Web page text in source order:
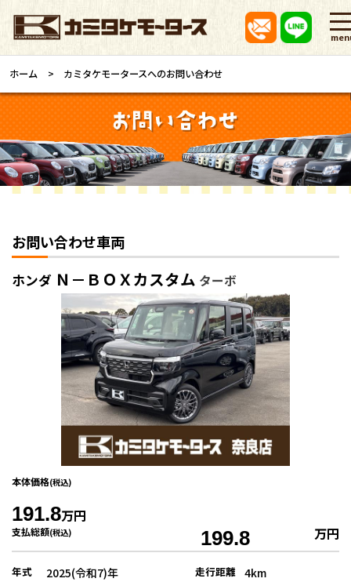
ホーム カミタケモータースへのお問い合わせ
お問い合わせ車両
ホンダ Ｎ－ＢＯＸカスタム ターボ
本体価格(税込)
191.8万円
支払総額(税込) 199.8 万円
年式 2025(令和7)年 走行距離 4km